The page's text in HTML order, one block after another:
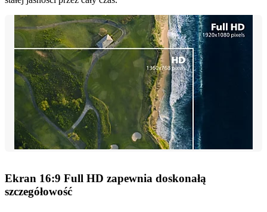
Ekran 16:9 Full HD zapewnia doskonałą
szczegółowość